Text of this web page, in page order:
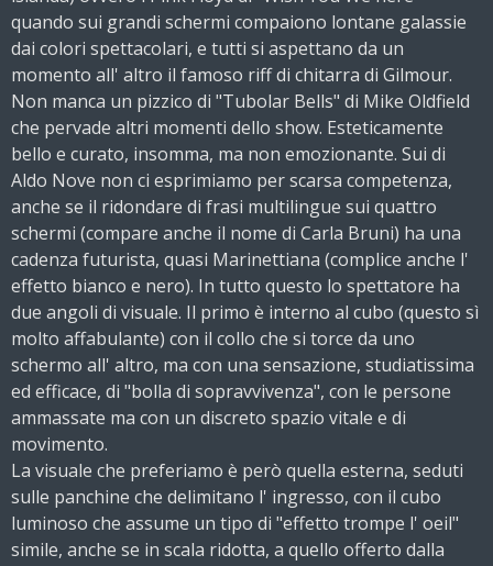
quando sui grandi schermi compaiono lontane galassie
dai colori spettacolari, e tutti si aspettano da un
momento all' altro il famoso riff di chitarra di Gilmour.
Non manca un pizzico di "Tubolar Bells" di Mike Oldfield
che pervade altri momenti dello show. Esteticamente
bello e curato, insomma, ma non emozionante. Sui di
Aldo Nove non ci esprimiamo per scarsa competenza,
anche se il ridondare di frasi multilingue sui quattro
schermi (compare anche il nome di Carla Bruni) ha una
cadenza futurista, quasi Marinettiana (complice anche l'
effetto bianco e nero). In tutto questo lo spettatore ha
due angoli di visuale. Il primo è interno al cubo (questo sì
molto affabulante) con il collo che si torce da uno
schermo all' altro, ma con una sensazione, studiatissima
ed efficace, di "bolla di sopravvivenza", con le persone
ammassate ma con un discreto spazio vitale e di
movimento.
La visuale che preferiamo è però quella esterna, seduti
sulle panchine che delimitano l' ingresso, con il cubo
luminoso che assume un tipo di "effetto trompe l' oeil"
simile, anche se in scala ridotta, a quello offerto dalla